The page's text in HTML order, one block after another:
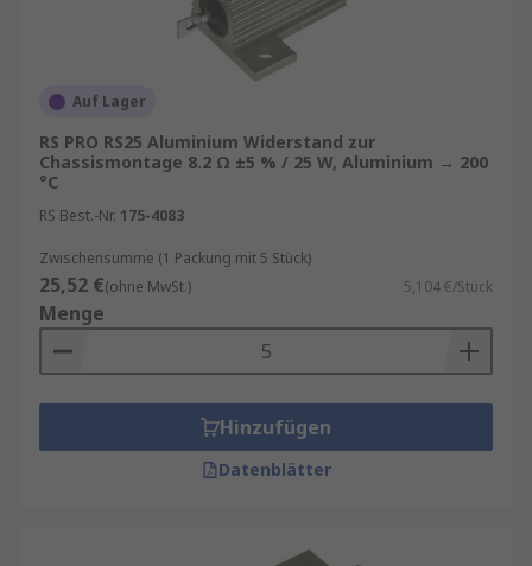
der Widerstand zur Förderung von
Wärmeverlusten und zur Kühlung verwendet
wird, und zwar aufgrund des niedrigen
Temperaturkoeffizienten des Widerstands (TCR).
Mit anderen Worten: Der Widerstand bleibt über
einen großen Temperaturbereich nahezu
konstant.
Auf Lager
RS PRO RS25 Aluminium Widerstand zur
Chassismontage 8.2 Ω ±5 % / 25 W, Aluminium → 200
°C
RS Best.-Nr. 175-4083
Zwischensumme (1 Packung mit 5 Stück)
25,52 €(ohne MwSt.) 5,104 €/Stück
Menge
Hinzufügen
Datenblätter